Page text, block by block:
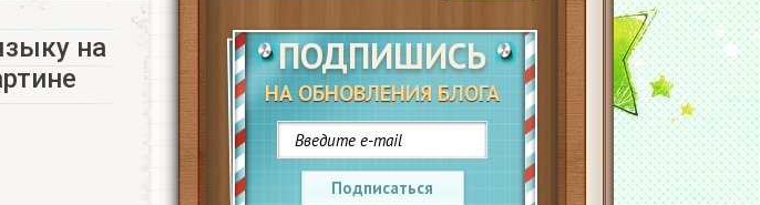
ПОДПИШИСЬ
НА ОБНОВЛЕНИЯ БЛОГА
Подписаться
на